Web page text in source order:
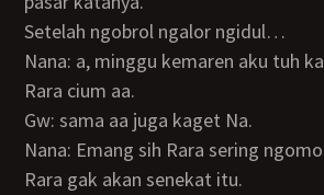
Setelah ngobrol ngalor ngidul…
Nana: a, minggu kemaren aku tuh kaget loh ngeliat
Rara cium aa.
Gw: sama aa juga kaget Na.
Nana: Emang sih Rara sering ngomongin aa. Aku kira
Rara gak akan senekat itu.